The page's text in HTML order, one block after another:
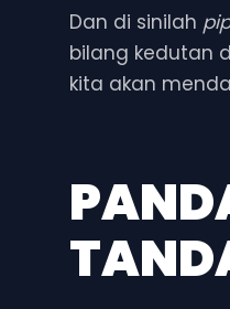
Dan di sinilah
bilang kedutan
kita akan